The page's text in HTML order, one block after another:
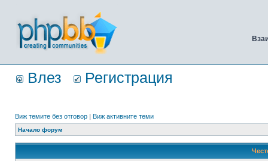
Влез Регистрация
Виж темите без отговор | Виж активните теми
Начало форум